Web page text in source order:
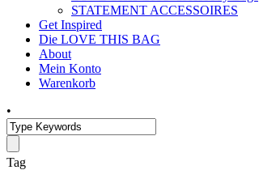
STATEMENT ACCESSOIRES
Get Inspired
Die LOVE THIS BAG
About
Mein Konto
Warenkorb
•
Tag